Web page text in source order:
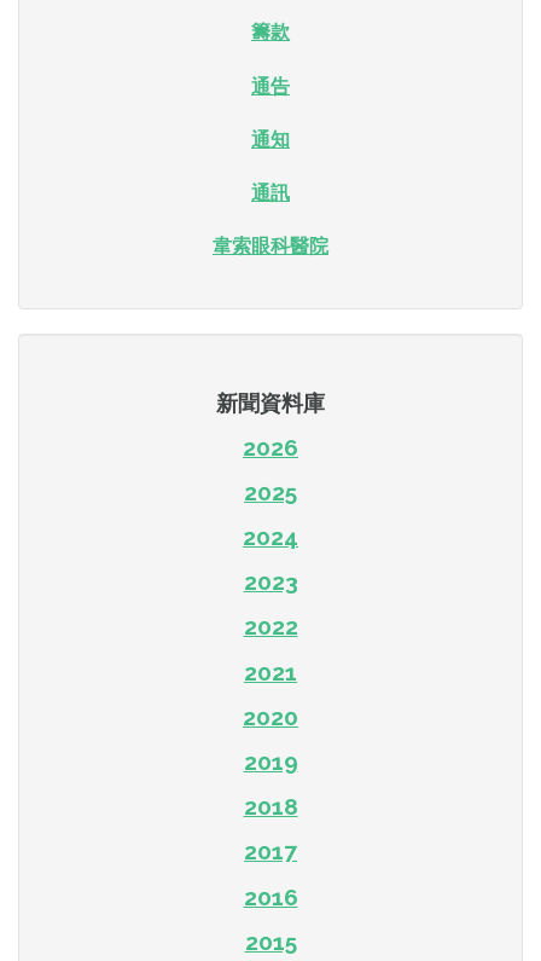
籌款
通告
通知
通訊
韋索眼科醫院
新聞資料庫
2026
2025
2024
2023
2022
2021
2020
2019
2018
2017
2016
2015